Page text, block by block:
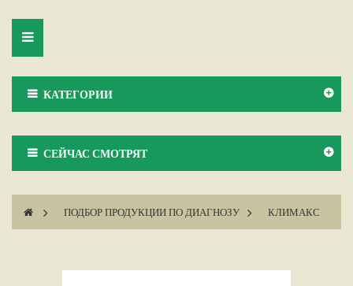
Toggle
КАТЕГОРИИ
СЕЙЧАС СМОТРЯТ
> ПОДБОР ПРОДУКЦИИ ПО ДИАГНОЗУ > КЛИМАКС